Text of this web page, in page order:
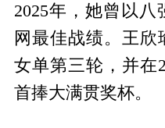
2025年，她曾以
网最佳战绩。王欣
女单第三轮，并在
首捧大满贯奖杯。